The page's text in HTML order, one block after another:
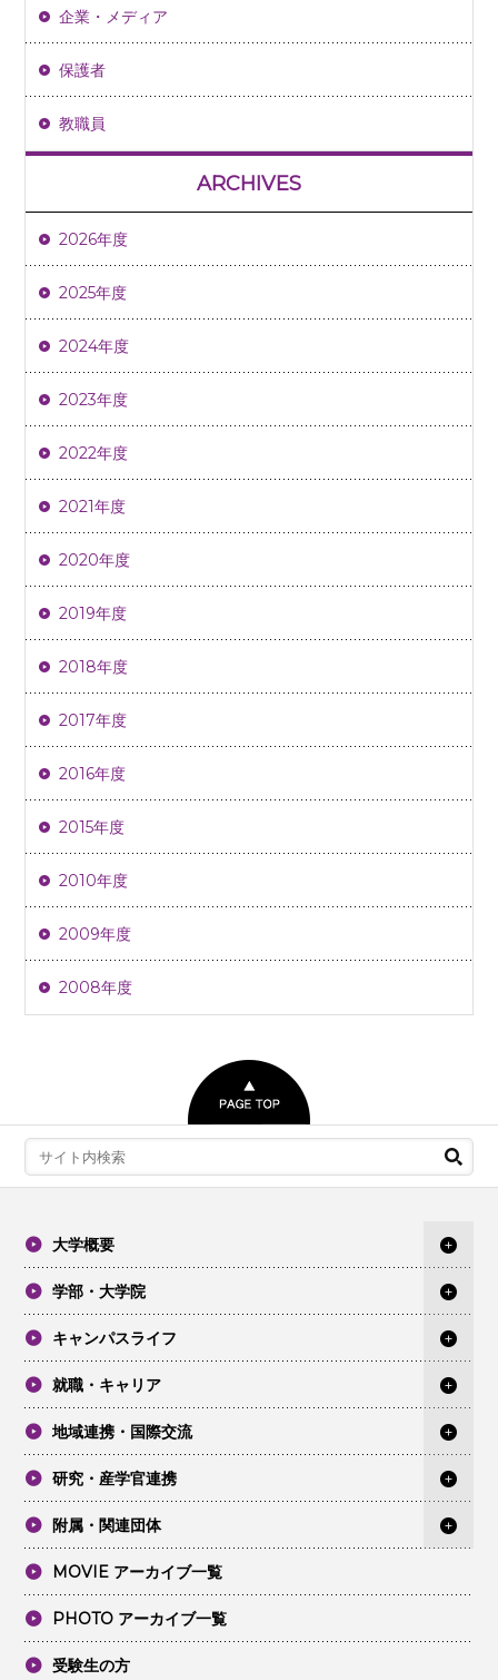
企業・メディア
保護者
教職員
ARCHIVES
2026年度
2025年度
2024年度
2023年度
2022年度
2021年度
2020年度
2019年度
2018年度
2017年度
2016年度
2015年度
2010年度
2009年度
2008年度
大学概要
学部・大学院
キャンパスライフ
就職・キャリア
地域連携・国際交流
研究・産学官連携
附属・関連団体
MOVIE アーカイブ一覧
PHOTO アーカイブ一覧
受験生の方